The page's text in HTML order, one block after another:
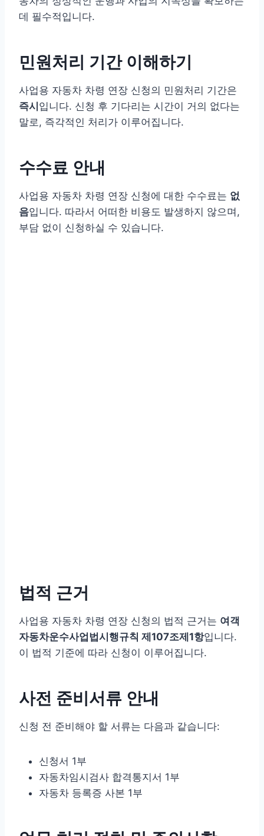
데 필수적입니다.
민원처리 기간 이해하기
사업용 자동차 차령 연장 신청의 민원처리 기간은
즉시입니다. 신청 후 기다리는 시간이 거의 없다는
말로, 즉각적인 처리가 이루어집니다.
수수료 안내
사업용 자동차 차령 연장 신청에 대한 수수료는 없
음입니다. 따라서 어떠한 비용도 발생하지 않으며,
부담 없이 신청하실 수 있습니다.
법적 근거
사업용 자동차 차령 연장 신청의 법적 근거는 여객
자동차운수사업법시행규칙 제107조제1항입니다.
이 법적 기준에 따라 신청이 이루어집니다.
사전 준비서류 안내
신청 전 준비해야 할 서류는 다음과 같습니다:
신청서 1부
자동차임시검사 합격통지서 1부
자동차 등록증 사본 1부